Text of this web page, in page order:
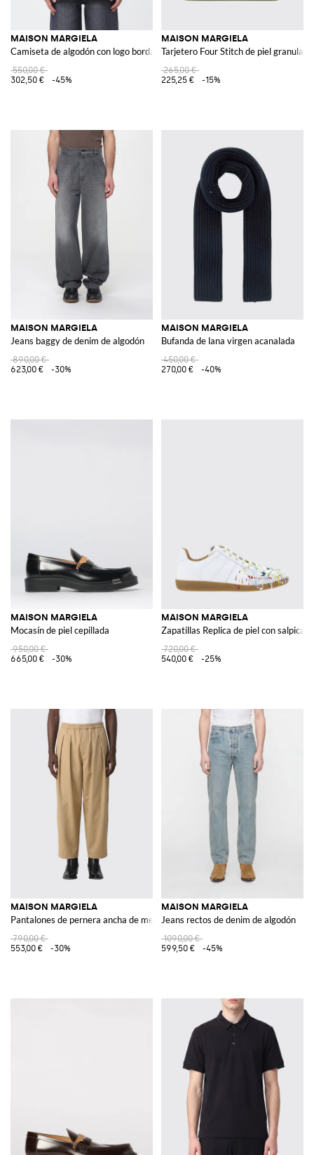
MAISON MARGIELA
Camiseta de algodón con logo bordado
550,00 €
302,50 €
-45%
MAISON MARGIELA
Tarjetero Four Stitch de piel granulada
265,00 €
225,25 €
-15%
MAISON MARGIELA
Jeans baggy de denim de algodón
890,00 €
623,00 €
-30%
MAISON MARGIELA
Bufanda de lana virgen acanalada
450,00 €
270,00 €
-40%
MAISON MARGIELA
Mocasín de piel cepillada
950,00 €
665,00 €
-30%
MAISON MARGIELA
Zapatillas Replica de piel con
720,00 €
540,00 €
-25%
MAISON MARGIELA
Pantalones de pernera ancha de mezcla de algodón
790,00 €
553,00 €
-30%
MAISON MARGIELA
Jeans rectos de denim de algodón
1090,00 €
599,50 €
-45%